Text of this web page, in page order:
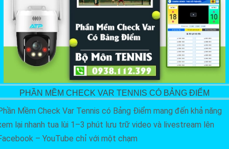
PHẦN MỀM CHECK VAR TENNIS CÓ BẢNG ĐIỂM
Mềm Check Var Tennis có Bảng Điểm mang đến khả năng
lại nhanh tua lùi 1–3 phút lưu trữ video và livestream lên
– YouTube chỉ với một chạm